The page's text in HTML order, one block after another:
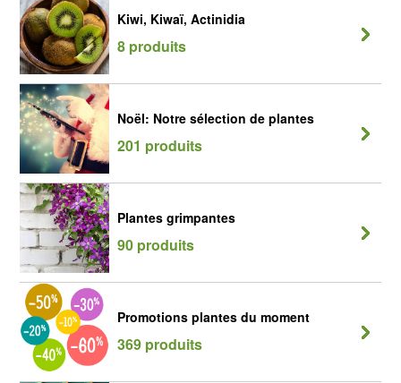
Kiwi, Kiwaï, Actinidia
8 produits
Noël: Notre sélection de plantes
201 produits
Plantes grimpantes
90 produits
Promotions plantes du moment
369 produits